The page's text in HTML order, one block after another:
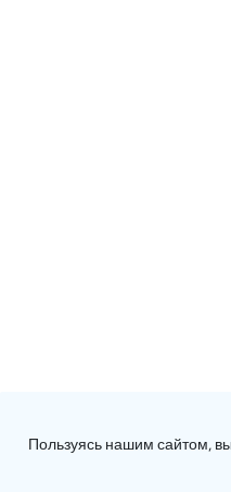
Пользуясь нашим сайтом,